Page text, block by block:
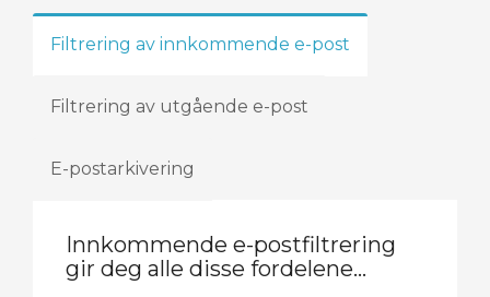
Filtrering av innkommende e-post
Filtrering av utgående e-post
E-postarkivering
Innkommende e-postfiltrering
gir deg alle disse fordelene...